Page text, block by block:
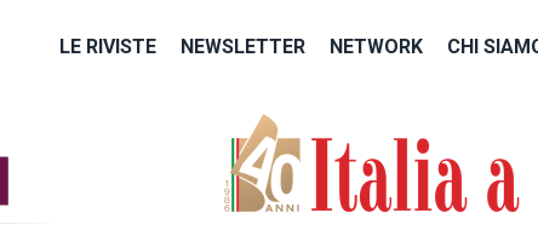
LE RIVISTE NEWSLETTER NETWORK CHI